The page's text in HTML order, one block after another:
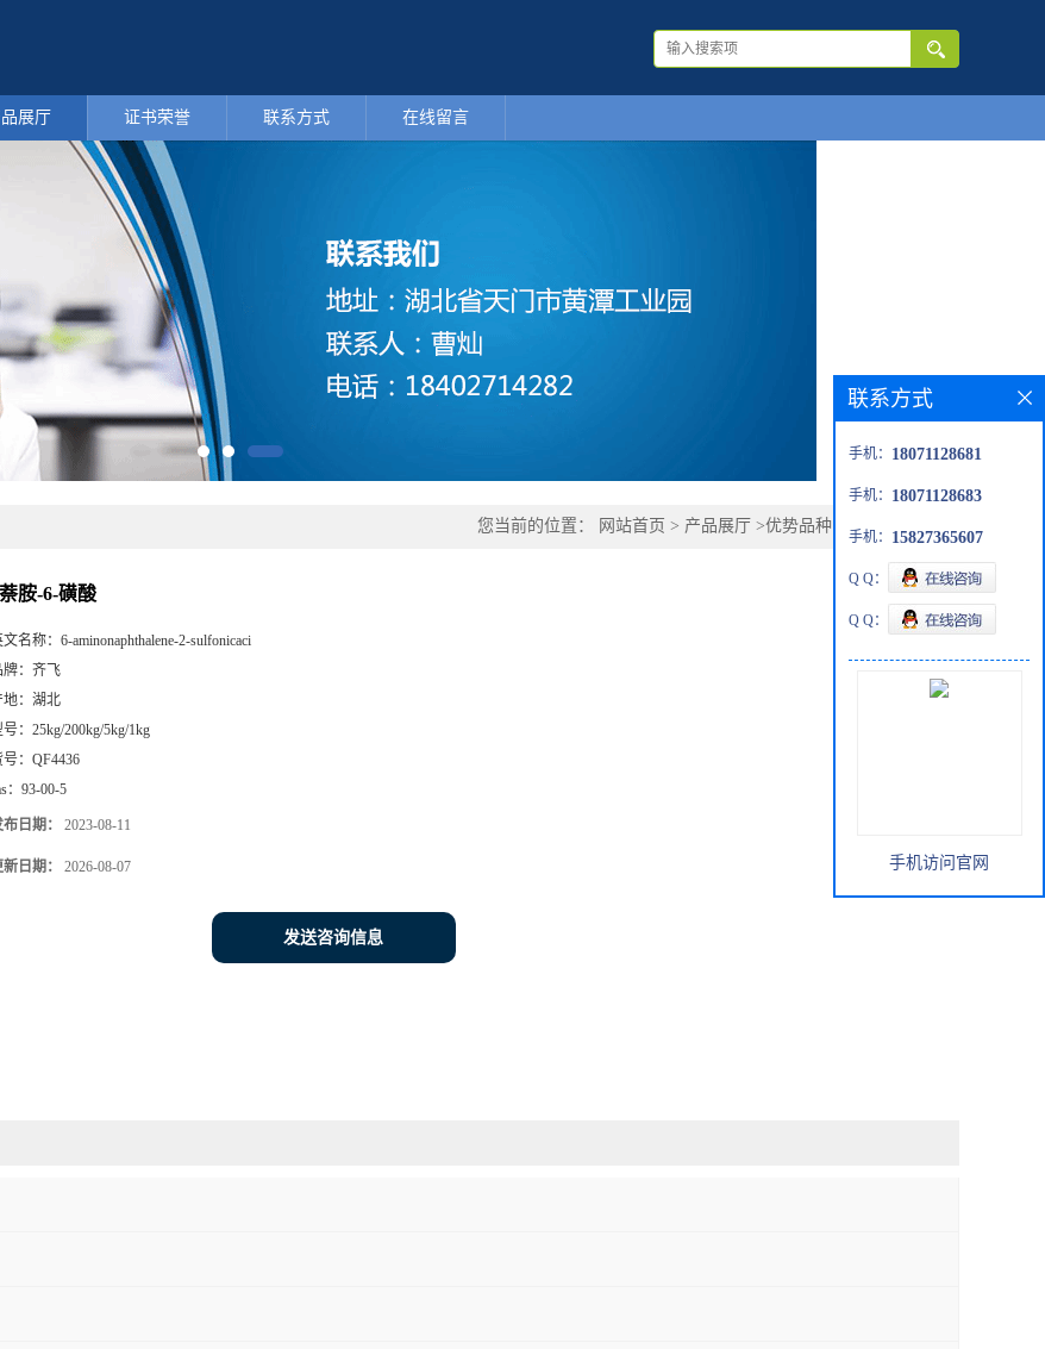
展厅 证书荣誉 联系方式 在线留言
您当前的位置： 网站首页 > 产品展厅 >优势品种 2-萘胺-6-磺酸
胺-6-磺酸
名称： 6-aminonaphthalene-2-sulfonicaci
： 齐飞
： 湖北
： 25kg/200kg/5kg/1kg
： QF4436
： 93-00-5
日期： 2023-08-11
日期： 2026-08-07
发送咨询信息
联系方式
手机： 18071128681
手机： 18071128683
手机： 15827365607
Q Q：
Q Q：
手机访问官网